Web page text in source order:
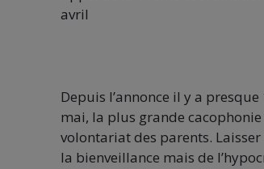
avril
Depuis l’annonce il y a
mai, la plus grande
volontariat des parents.
la bienveillance mais de